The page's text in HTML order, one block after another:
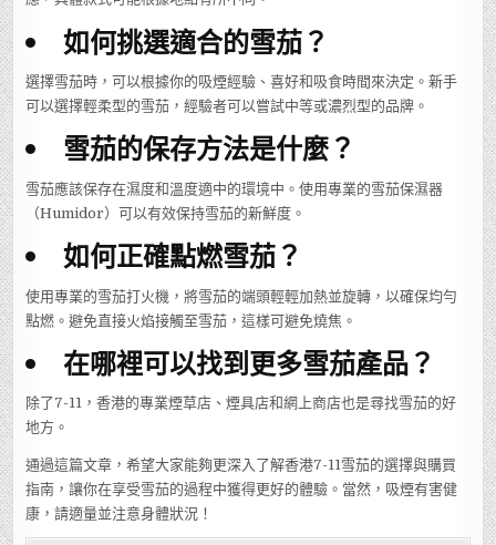
如何挑選適合的雪茄？
選擇雪茄時，可以根據你的吸煙經驗、喜好和吸食時間來決定。新手
可以選擇輕柔型的雪茄，經驗者可以嘗試中等或濃烈型的品牌。
雪茄的保存方法是什麼？
雪茄應該保存在濕度和溫度適中的環境中。使用專業的雪茄保濕器
（Humidor）可以有效保持雪茄的新鮮度。
如何正確點燃雪茄？
使用專業的雪茄打火機，將雪茄的端頭輕輕加熱並旋轉，以確保均勻
點燃。避免直接火焰接觸至雪茄，這樣可避免燒焦。
在哪裡可以找到更多雪茄產品？
除了7-11，香港的專業煙草店、煙具店和網上商店也是尋找雪茄的好
地方。
通過這篇文章，希望大家能夠更深入了解香港7-11雪茄的選擇與購買
指南，讓你在享受雪茄的過程中獲得更好的體驗。當然，吸煙有害健
康，請適量並注意身體狀況！